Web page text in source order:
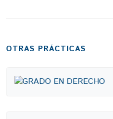
OTRAS PRÁCTICAS